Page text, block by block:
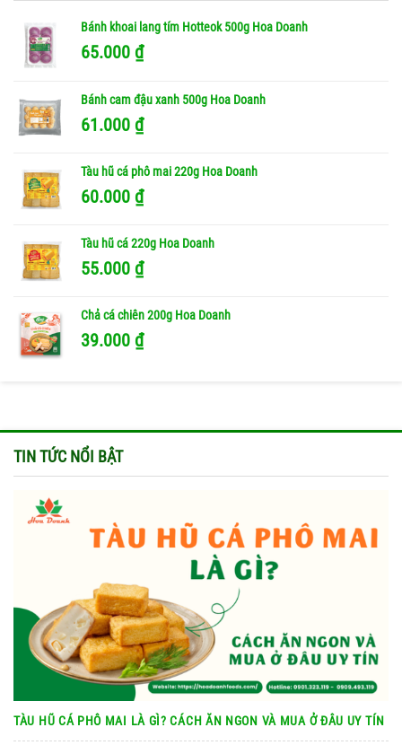
Bánh khoai lang tím Hotteok 500g Hoa Doanh
65.000 ₫
Bánh cam đậu xanh 500g Hoa Doanh
61.000 ₫
Tàu hũ cá phô mai 220g Hoa Doanh
60.000 ₫
Tàu hũ cá 220g Hoa Doanh
55.000 ₫
Chả cá chiên 200g Hoa Doanh
39.000 ₫
TIN TỨC NỔI BẬT
TÀU HŨ CÁ PHÔ MAI LÀ GÌ? CÁCH ĂN NGON VÀ MUA Ở ĐÂU UY TÍN